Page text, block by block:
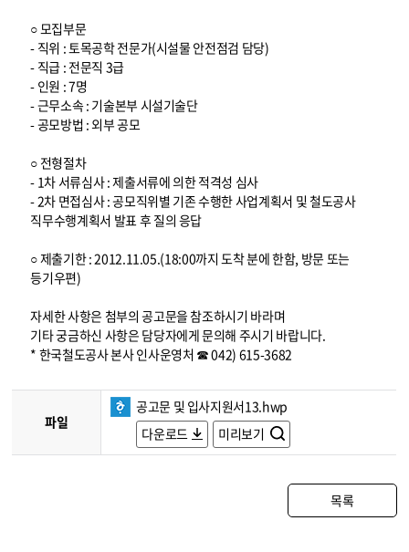
○ 모집부문
- 직위 : 토목공학 전문가(시설물 안전점검 담당)
- 직급 : 전문직 3급
- 인원 : 7명
- 근무소속 : 기술본부 시설기술단
- 공모방법 : 외부 공모
○ 전형절차
- 1차 서류심사 : 제출서류에 의한 적격성 심사
- 2차 면접심사 : 공모직위별 기존 수행한 사업계획서 및 철도공사
직무수행계획서 발표 후 질의 응답
○ 제출기한 : 2012.11.05.(18:00까지 도착 분에 한함, 방문 또는
등기우편)
자세한 사항은 첨부의 공고문을 참조하시기 바라며
기타 궁금하신 사항은 담당자에게 문의해 주시기 바랍니다.
* 한국철도공사 본사 인사운영처 ☎ 042) 615-3682
파일
공고문 및 입사지원서13.hwp
다운로드
미리보기
목록